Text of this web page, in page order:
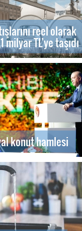
reel olarak
TL’ye taşıdı
konut hamlesi